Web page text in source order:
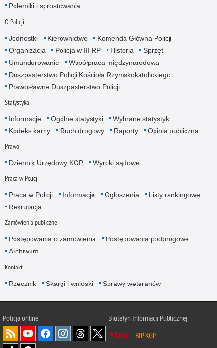
Polemiki i sprostowania
O Policji
Jednostki Kierownictwo
Komenda Główna Policji
Organizacja
Policja w III RP Historia
Sprzęt
Umundurowanie
Współpraca międzynarodowa
Duszpasterstwo Policji Kościoła Rzymskokatolickiego
Prawosławne Duszpasterstwo Policji
Statystyka
Informacje Ogólne statystyki
Wybrane statystyki
Kodeks karny
Ruch drogowy Raporty Opinia publiczna
Prawo
Dziennik Urzędowy KGP Wyroki sądowe
Praca w Policji
Praca w Policji Informacje Ogłoszenia
Listy rankingowe
Rekrutacja
Zamówienia publiczne
Postępowania o zamówienia
Postępowania podprogowe
Archiwum
Kontakt
Rzecznik Skargi i wnioski Sprawy weteranów
Policjaonline
Biuletyn Informacji Publicznej
BIP KGP